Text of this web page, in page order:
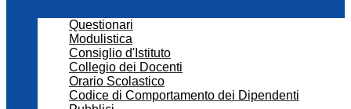
Questionari
Modulistica
Consiglio d'Istituto
Collegio dei Docenti
Orario Scolastico
Codice di Comportamento dei Dipendenti